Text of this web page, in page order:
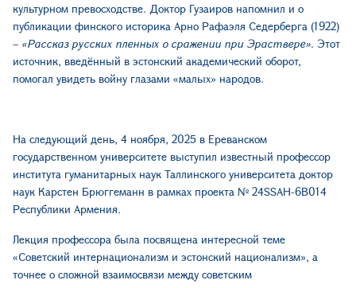
культурном превосходстве. Доктор Гузаиров напомнил и о
публикации финского историка Арно Рафаэля Седерберга (1922)
– «Рассказ русских пленных о сражении при Эраствере». Этот
источник, введённый в эстонский академический оборот,
помогал увидеть войну глазами «малых» народов.
На следующий день, 4 ноября, 2025 в Ереванском
государственном университете выступил известный профессор
института гуманитарных наук Таллинского университета доктор
наук Карстен Брюггеманн в рамках проекта № 24SSAH-6B014
Республики Армения.
Лекция профессора была посвящена интересной теме
«Советский интернационализм и эстонский национализм», а
точнее о сложной взаимосвязи между советским